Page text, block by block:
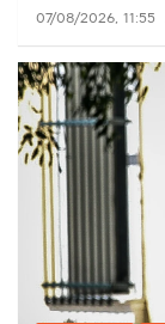
07/08/2026, 11:55